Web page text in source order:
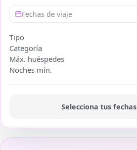
Fechas de viaje
Tipo
Categoría
Máx. huéspedes
Noches mín.
Selecciona tus fechas